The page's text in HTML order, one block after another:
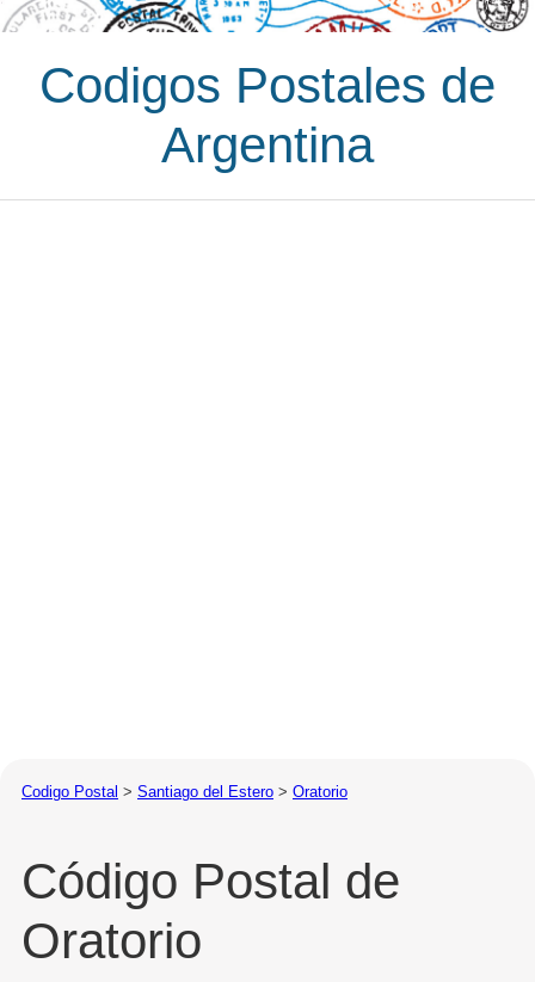
Codigos Postales de
Argentina
Codigo Postal > Santiago del Estero > Oratorio
Código Postal de
Oratorio